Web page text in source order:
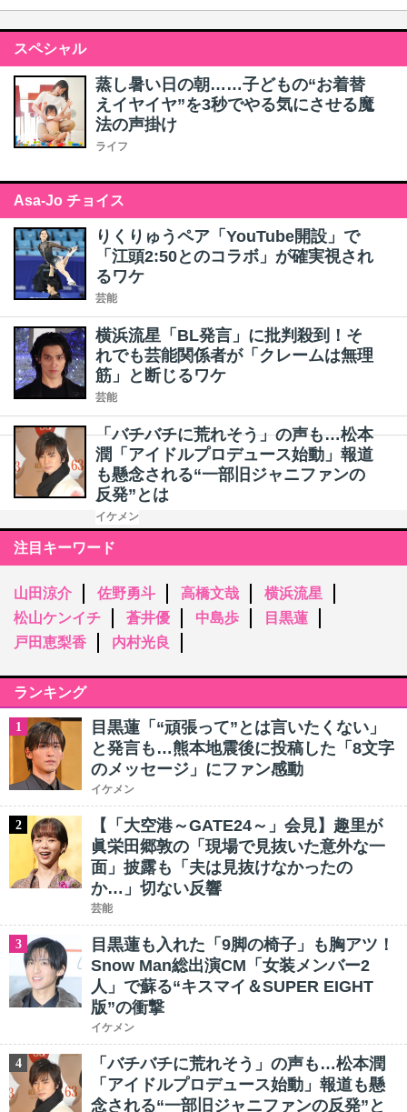
スペシャル
蒸し暑い日の朝……子どもの“お着替
えイヤイヤ”を3秒でやる気にさせる魔
法の声掛け
ライフ
Asa-Jo チョイス
りくりゅうペア「YouTube開設」で
「江頭2:50とのコラボ」が確実視され
るワケ
芸能
横浜流星「BL発言」に批判殺到！そ
れでも芸能関係者が「クレームは無理
筋」と断じるワケ
芸能
「バチバチに荒れそう」の声も…松本
潤「アイドルプロデュース始動」報道
も懸念される“一部旧ジャニファンの
反発”とは
イケメン
注目キーワード
山田涼介 佐野勇斗 高橋文哉
横浜流星
松山ケンイチ
蒼井優 中島歩
目黒蓮
戸田恵梨香
内村光良
ランキング
1
目黒蓮「“頑張って”とは言いたくない」
と発言も…熊本地震後に投稿した「8文字
のメッセージ」にファン感動
イケメン
2
【「大空港～GATE24～」会見】趣里が
眞栄田郷敦の「現場で見抜いた意外な一
面」披露も「夫は見抜けなかったの
か…」切ない反響
芸能
3
目黒蓮も入れた「9脚の椅子」も胸アツ！
Snow Man総出演CM「女装メンバー2
人」で蘇る“キスマイ＆SUPER EIGHT
版”の衝撃
イケメン
4
「バチバチに荒れそう」の声も…松本潤
「アイドルプロデュース始動」報道も懸
念される“一部旧ジャニファンの反発”と